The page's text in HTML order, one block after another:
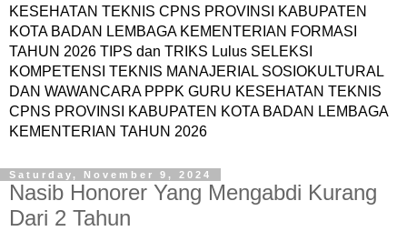
KESEHATAN TEKNIS CPNS PROVINSI KABUPATEN
KOTA BADAN LEMBAGA KEMENTERIAN FORMASI
TAHUN 2026 TIPS dan TRIKS Lulus SELEKSI
KOMPETENSI TEKNIS MANAJERIAL SOSIOKULTURAL
DAN WAWANCARA PPPK GURU KESEHATAN TEKNIS
CPNS PROVINSI KABUPATEN KOTA BADAN LEMBAGA
KEMENTERIAN TAHUN 2026
Saturday, November 9, 2024
Nasib Honorer Yang Mengabdi Kurang
Dari 2 Tahun